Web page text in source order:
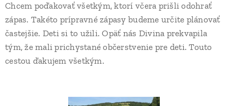
Chcem poďakovať všetkým, ktorí včera prišli odohrať
zápas. Takéto prípravné zápasy budeme určite plánovať
častejšie. Deti si to užili. Opäť nás Divina prekvapila
tým, že mali prichystané občerstvenie pre deti. Touto
cestou ďakujem všetkým.